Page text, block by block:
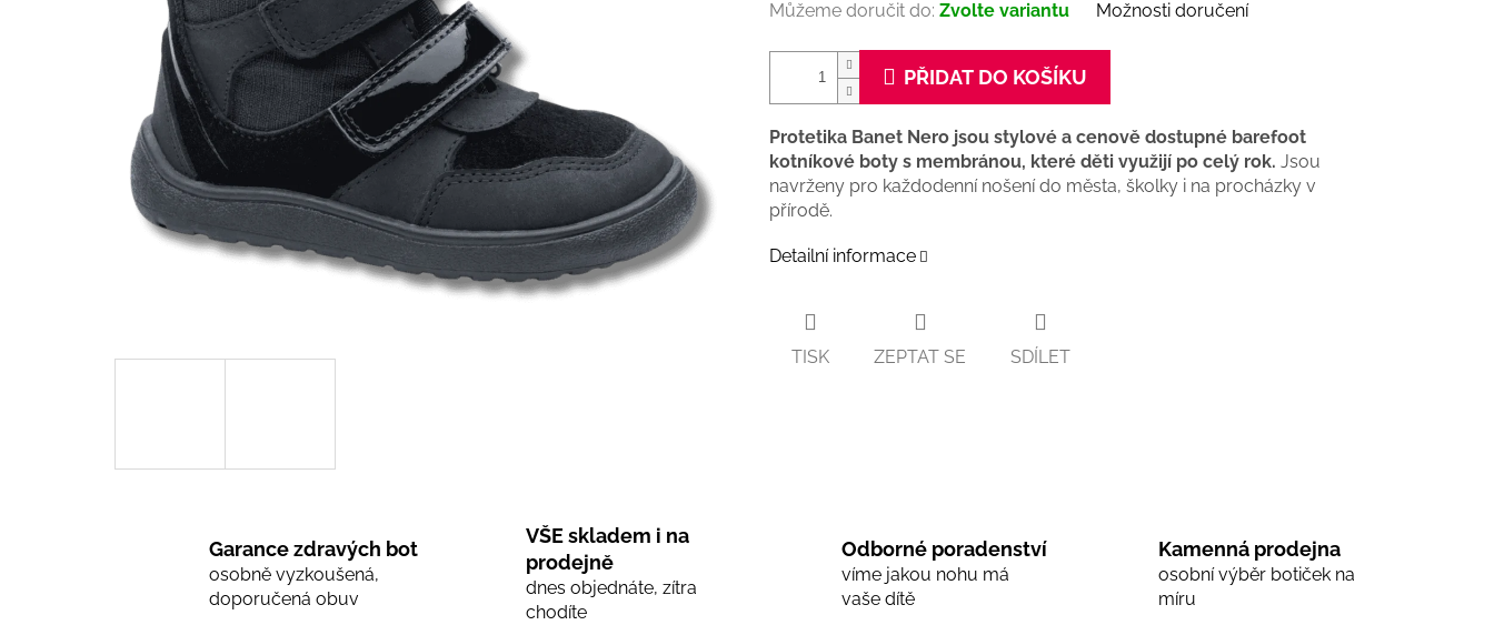
Můžeme doručit do: Zvolte variantu Možnosti doručení
PŘIDAT DO KOŠÍKU
Protetika Banet Nero jsou stylové a cenově dostupné barefoot
kotníkové boty s membránou, které děti využijí po celý rok. Jsou
navrženy pro každodenní nošení do města, školky i na procházky v
přírodě.
Detailní informace
TISK ZEPTAT SE SDÍLET
Garance zdravých bot
osobně vyzkoušená,
doporučená obuv
VŠE skladem i na
prodejně
dnes objednáte, zítra
chodíte
Odborné poradenství
víme jakou nohu má
vaše dítě
Kamenná prodejna
osobní výběr botiček na
míru